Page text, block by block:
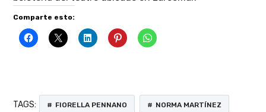
Comparte esto:
TAGS: FIORELLA PENNANO NORMA MARTÍNEZ